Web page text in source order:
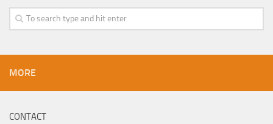
MORE
CONTACT